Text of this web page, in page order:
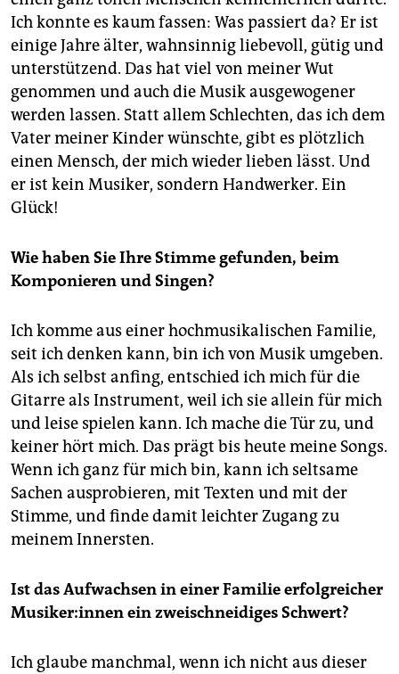
Ich konnte es kaum fassen: Was passiert da? Er ist
einige Jahre älter, wahnsinnig liebevoll, gütig und
unterstützend. Das hat viel von meiner Wut
genommen und auch die Musik ausgewogener
werden lassen. Statt allem Schlechten, das ich dem
Vater meiner Kinder wünschte, gibt es plötzlich
einen Mensch, der mich wieder lieben lässt. Und
er ist kein Musiker, sondern Handwerker. Ein
Glück!
Wie haben Sie Ihre Stimme gefunden, beim
Komponieren und Singen?
Ich komme aus einer hochmusikalischen Familie,
seit ich denken kann, bin ich von Musik umgeben.
Als ich selbst anfing, entschied ich mich für die
Gitarre als Instrument, weil ich sie allein für mich
und leise spielen kann. Ich mache die Tür zu, und
keiner hört mich. Das prägt bis heute meine Songs.
Wenn ich ganz für mich bin, kann ich seltsame
Sachen ausprobieren, mit Texten und mit der
Stimme, und finde damit leichter Zugang zu
meinem Innersten.
Ist das Aufwachsen in einer Familie erfolgreicher
Mu­si­ke­r:in­nen ein zweischneidiges Schwert?
Ich glaube manchmal, wenn ich nicht aus dieser